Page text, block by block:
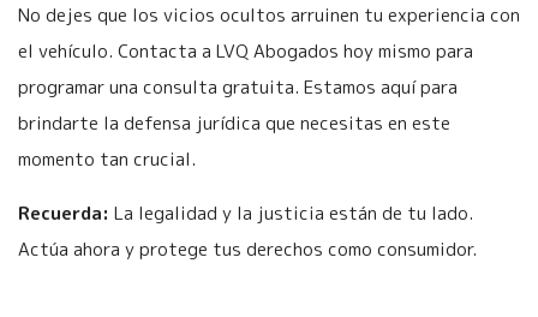
No dejes que los vicios ocultos arruinen tu experiencia con
el vehículo. Contacta a LVQ Abogados hoy mismo para
programar una consulta gratuita. Estamos aquí para
brindarte la defensa jurídica que necesitas en este
momento tan crucial.
Recuerda: La legalidad y la justicia están de tu lado.
Actúa ahora y protege tus derechos como consumidor.